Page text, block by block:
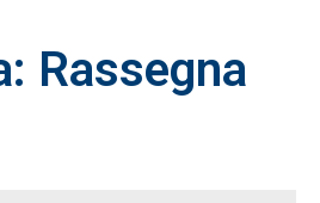
Rassegna